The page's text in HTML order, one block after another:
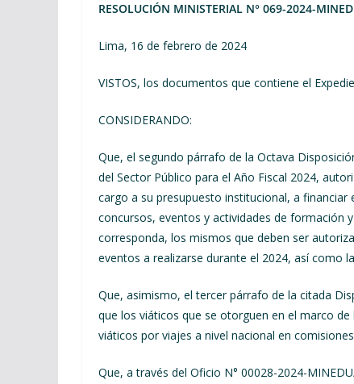
RESOLUCIÓN MINISTERIAL N° 069-2024-
Lima, 16 de febrero de 2024
VISTOS, los documentos que contiene el
CONSIDERANDO:
Que, el segundo párrafo de la Octava
del Sector Público para el Año Fiscal 2024,
cargo a su presupuesto institucional, a
concursos, eventos y actividades de formación
corresponda, los mismos que deben ser
eventos a realizarse durante el 2024, así como
Que, asimismo, el tercer párrafo de la citada
que los viáticos que se otorguen en el marco
viáticos por viajes a nivel nacional en
Que, a través del Oficio N° 00028-2024-